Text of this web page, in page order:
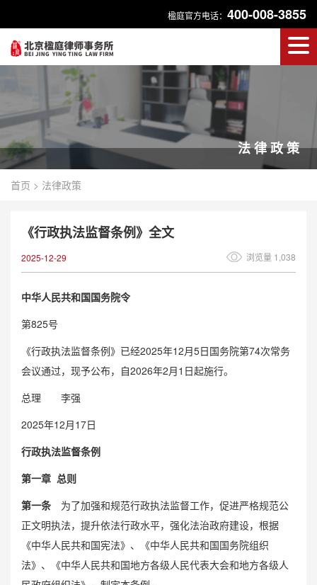
楹庭官方电话： 400-008-3855
法律政策
首页 > 法律政策
《行政执法监督条例》全文
2025-12-29 浏览量 1,038
中华人民共和国国务院令
第825号
《行政执法监督条例》已经2025年12月5日国务院第74次常务
会议通过，现予公布，自2026年2月1日起施行。
总理 李强
2025年12月17日
行政执法监督条例
第一章 总则
第一条 为了加强和规范行政执法监督工作，促进严格规范公
正文明执法，提升依法行政水平，强化法治政府建设，根据
《中华人民共和国宪法》、《中华人民共和国国务院组织
法》、《中华人民共和国地方各级人民代表大会和地方各级人